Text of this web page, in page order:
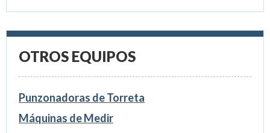
OTROS EQUIPOS
Punzonadoras de Torreta
Máquinas de Medir